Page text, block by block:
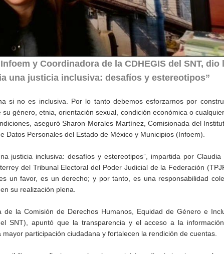
y Coordinadora de la CDHEGIS del SNT, dio
una justicia inclusiva: desafíos y estereotipos”
si no es inclusiva. Por lo tanto debemos esforzarnos por
género, etnia, orientación sexual, condición económica o
aseguró Sharon Morales Martínez, Comisionada del
Datos Personales del Estado de México y Municipios (Infoem).
justicia inclusiva: desafíos y estereotipos”, impartida por Claudia
del Tribunal Electoral del Poder Judicial de la Federación
un favor, es un derecho; y por tanto, es una responsabilidad
su realización plena.
la Comisión de Derechos Humanos, Equidad de Género e
SNT), apuntó que la transparencia y el acceso a la
participación ciudadana y fortalecen la rendición de cuentas.